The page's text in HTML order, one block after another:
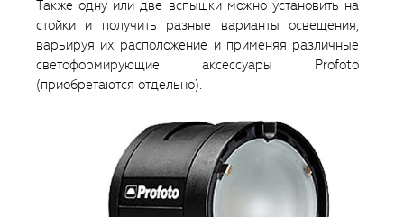
Также одну или две вспышки можно установить на
стойки и получить разные варианты освещения,
варьируя их расположение и применяя различные
светоформирующие аксессуары Profoto
(приобретаются отдельно).